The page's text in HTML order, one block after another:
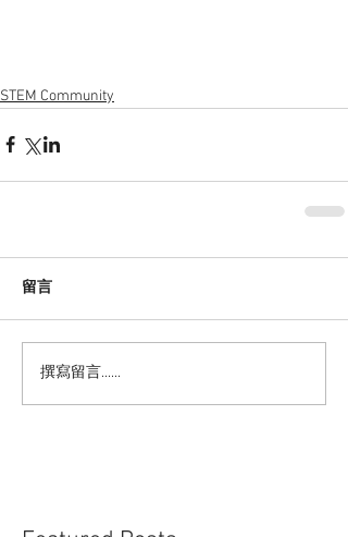
STEM Community
留言
撰寫留言......